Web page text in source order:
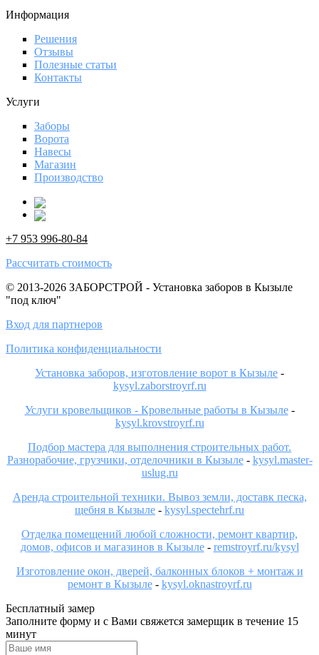
Информация
Решения
Отзывы
Полезные статьи
Контакты
Услуги
Заборы
Ворота
Навесы
Магазин
Производство
+7 953 996-80-84
Рассчитать стоимость
© 2013-2026 ЗАБОРСТРОЙ - Установка заборов в Кызыле
"под ключ"
Вход для партнеров
Политика конфиденциальности
Установка заборов, изготовление ворот в Кызыле -
kysyl.zaborstroyrf.ru
Услуги кровельщиков - Кровельные работы в Кызыле-
kysyl.krovstroyrf.ru
Подбор мастера для выполнения строительных работ.
Разнорабочие, грузчики, отделочники в Кызыле- kysyl.master-
uslug.ru
Аренда строительной техники. Вывоз земли, доставк песка,
щебня в Кызыле - kysyl.spectehrf.ru
Отделка помещений любой сложности, ремонт квартир,
домов, офисов и магазинов в Кызыле- remstroyrf.ru/kysyl
Изготовление окон, дверей, балконных блоков + монтаж и
ремонт в Кызыле- kysyl.oknastroyrf.ru
Бесплатный замер
Заполните форму и с Вами свяжется замерщик в течение 15
минут